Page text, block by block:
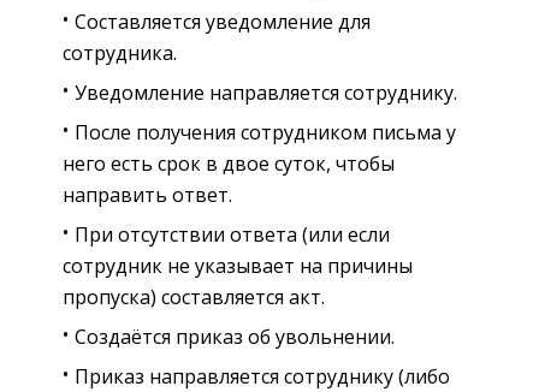
Составляется уведомление для
сотрудника.
Уведомление направляется сотруднику.
После получения сотрудником письма у
него есть срок в двое суток, чтобы
направить ответ.
При отсутствии ответа (или если
сотрудник не указывает на причины
пропуска) составляется акт.
Создаётся приказ об увольнении.
Приказ направляется сотруднику (либо